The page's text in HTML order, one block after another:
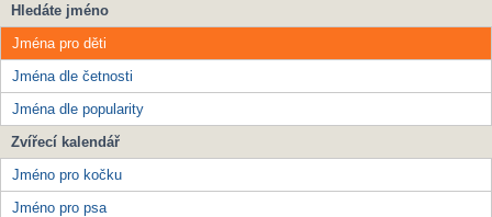
Hledáte jméno
Jména pro děti
Jména dle četnosti
Jména dle popularity
Zvířecí kalendář
Jméno pro kočku
Jméno pro psa